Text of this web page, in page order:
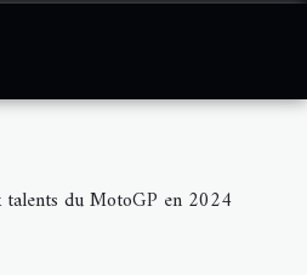
talents du MotoGP en 2024